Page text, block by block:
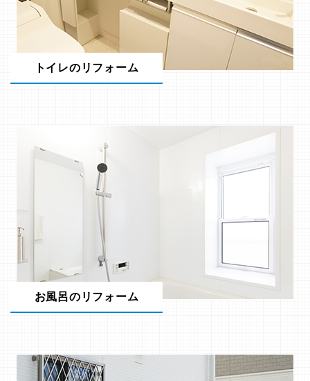
トイレのリフォーム
お風呂のリフォーム